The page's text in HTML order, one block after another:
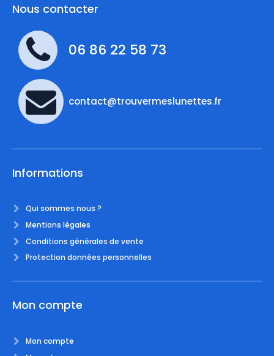
Nous contacter
06 86 22 58 73
contact@trouvermeslunettes.fr
Informations
Qui sommes nous ?
Mentions légales
Conditions générales de vente
Protection données personnelles
Mon compte
Mon compte